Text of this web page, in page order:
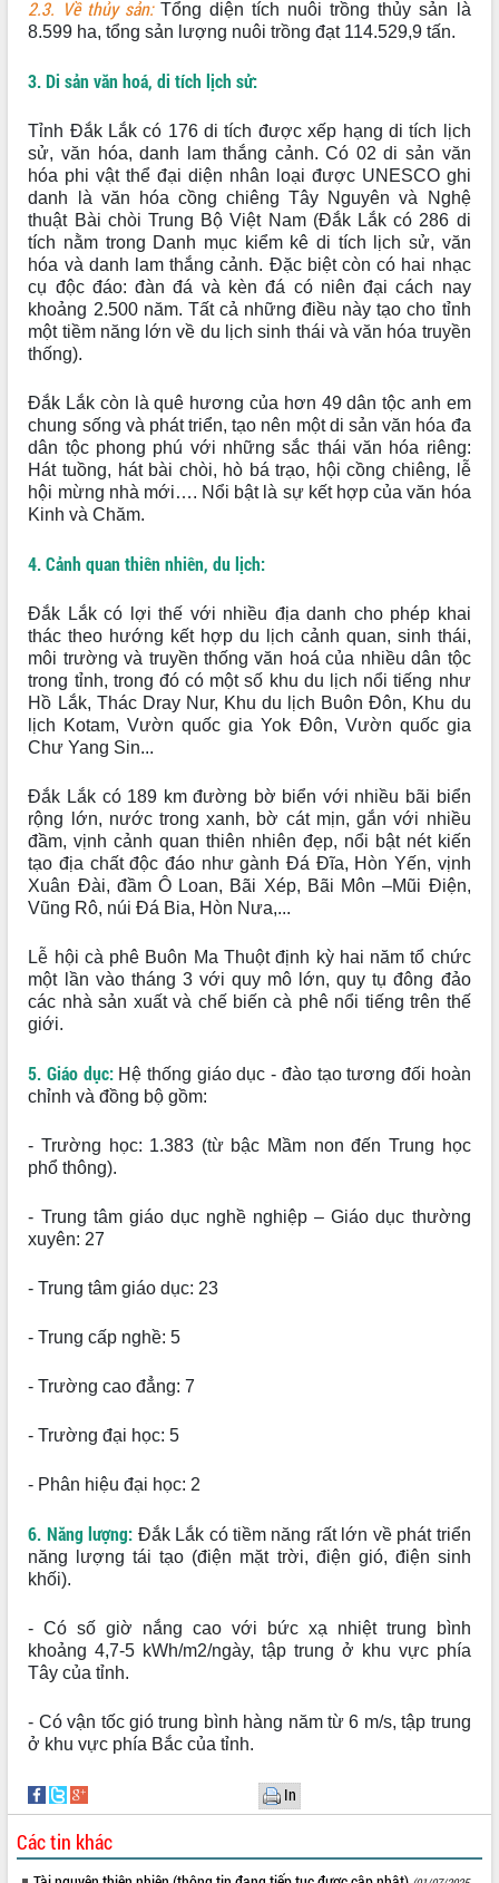
không gian tri thức trong thời đại số
chức diễn tập trước ngày bầu cử
Friendship Meeting New Year 2026”
Bầu cử Quốc hội và HĐND: Cử tri Đắk
Lắk gửi gắm niềm tin, kỳ vọng vào lá
phiếu
Đắk Lắk sẵn sàng các điều kiện cho
Ngày hội bầu cử đại biểu Quốc hội
khóa XVI và HĐND các cấp nhiệm kỳ
2026-2031
Đảm bảo cuộc bầu cử đại biểu Quốc
hội và đại biểu HĐND các cấp diễn ra
an toàn, hiệu quả, đúng quy định
Thủ tướng Chính phủ Phạm Minh Chính
kiểm tra, chỉ đạo hoàn thành các dự
án cao tốc và thăm khu tái định cư tại
Đắk Lắk
Sôi nổi Hội đua ngựa truyền thống Gò
Thì Thùng mừng Xuân Bính Ngọ 2026
tại Đập Đồng Cam đầu Xuân Bính Ngọ
trưởng đạt 5,86% trong năm 2026
UBND tỉnh Đắk Lắk triển khai công tác
quốc phòng, quân sự địa phương năm
2026
Đắk Lắk tập trung toàn lực khắc phục
tồn tại IUU, sẵn sàng làm việc với
Đoàn thanh tra EC
chúc mừng các bệnh viện nhân Ngày
Thầy thuốc Việt Nam
Rộn ràng lễ hội truyền thống Sông
nước Đà Nông lần thứ I năm 2026
Kỳ họp Chuyên đề lần thứ Năm, HĐND
tỉnh Đắk Lắk thông qua các nghị quyết
quan trọng
Thống nhất danh sách giới thiệu ứng
cử đại biểu Quốc hội khoá XVI và đại
biểu HĐND tỉnh Đắk Lắk, nhiệm kỳ
Phát động hai phong trào thi đua quan
trọng trong kỷ nguyên mới
tác bầu cử tỉnh Đắk Lắk
Hội nghị Báo cáo viên Trung ương
Phó Thủ tướng Hồ Quốc Dũng đánh giá
cao kết quả Chiến dịch Quang Trung
Hội nghị Ban Chấp hành Đảng bộ tỉnh
Tập trung giải phóng mặt bằng, đẩy
biển
toàn bộ nhà ở cho hộ dân đúng tiến độ
UBND tỉnh Đắk Lắk tổng kết công tác
2025
Tập trung triển khai quyết liệt, đồng bộ
các giải pháp nhằm thực hiện hiệu quả
Phát huy vai trò của người có uy tín
trong phòng chống tảo hôn và hôn
nhân cận huyết thống
nghiệp nước ngoài
Đắk Lắk định vị thương hiệu du lịch
gian phát triển mới
giao kỹ thuật y tế, định hướng phát
triển chuyên sâu đến 2030
2.3. Về thủy sản: Tổng diện tích nuôi trồng thủy sản là
8.599 ha, tổng sản lượng nuôi trồng đạt 114.529,9 tấn.
3. Di sản văn hoá, di tích lịch sử:
Tỉnh Đắk Lắk có 176 di tích được xếp hạng di tích lịch
sử, văn hóa, danh lam thắng cảnh. Có 02 di sản văn
hóa phi vật thể đại diện nhân loại được UNESCO ghi
danh là văn hóa cồng chiêng Tây Nguyên và Nghệ
thuật Bài chòi Trung Bộ Việt Nam (Đắk Lắk có 286 di
tích nằm trong Danh mục kiểm kê di tích lịch sử, văn
hóa và danh lam thắng cảnh. Đặc biệt còn có hai nhạc
cụ độc đáo: đàn đá và kèn đá có niên đại cách nay
khoảng 2.500 năm. Tất cả những điều này tạo cho tỉnh
một tiềm năng lớn về du lịch sinh thái và văn hóa truyền
thống).
Đắk Lắk còn là quê hương của hơn 49 dân tộc anh em
chung sống và phát triển, tạo nên một di sản văn hóa đa
dân tộc phong phú với những sắc thái văn hóa riêng:
Hát tuồng, hát bài chòi, hò bá trạo, hội cồng chiêng, lễ
hội mừng nhà mới…. Nổi bật là sự kết hợp của văn hóa
Kinh và Chăm.
4. Cảnh quan thiên nhiên, du lịch:
Đắk Lắk có lợi thế với nhiều địa danh cho phép khai
thác theo hướng kết hợp du lịch cảnh quan, sinh thái,
môi trường và truyền thống văn hoá của nhiều dân tộc
trong tỉnh, trong đó có một số khu du lịch nổi tiếng như
Hồ Lắk, Thác Dray Nur, Khu du lịch Buôn Đôn, Khu du
lịch Kotam, Vườn quốc gia Yok Đôn, Vườn quốc gia
Chư Yang Sin...
Đắk Lắk có 189 km đường bờ biển với nhiều bãi biển
rộng lớn, nước trong xanh, bờ cát mịn, gắn với nhiều
đầm, vịnh cảnh quan thiên nhiên đẹp, nổi bật nét kiến
tạo địa chất độc đáo như gành Đá Đĩa, Hòn Yến, vịnh
Xuân Đài, đầm Ô Loan, Bãi Xép, Bãi Môn –Mũi Điện,
Vũng Rô, núi Đá Bia, Hòn Nưa,...
Lễ hội cà phê Buôn Ma Thuột định kỳ hai năm tổ chức
một lần vào tháng 3 với quy mô lớn, quy tụ đông đảo
các nhà sản xuất và chế biến cà phê nổi tiếng trên thế
giới.
5. Giáo dục: Hệ thống giáo dục - đào tạo tương đối hoàn
chỉnh và đồng bộ gồm:
- Trường học: 1.383 (từ bậc Mầm non đến Trung học
phổ thông).
- Trung tâm giáo dục nghề nghiệp – Giáo dục thường
xuyên: 27
- Trung tâm giáo dục: 23
- Trung cấp nghề: 5
- Trường cao đẳng: 7
- Trường đại học: 5
- Phân hiệu đại học: 2
6. Năng lượng: Đắk Lắk có tiềm năng rất lớn về phát triển
năng lượng tái tạo (điện mặt trời, điện gió, điện sinh
khối).
- Có số giờ nắng cao với bức xạ nhiệt trung bình
khoảng 4,7-5 kWh/m2/ngày, tập trung ở khu vực phía
Tây của tỉnh.
- Có vận tốc gió trung bình hàng năm từ 6 m/s, tập trung
ở khu vực phía Bắc của tỉnh.
In
Các tin khác